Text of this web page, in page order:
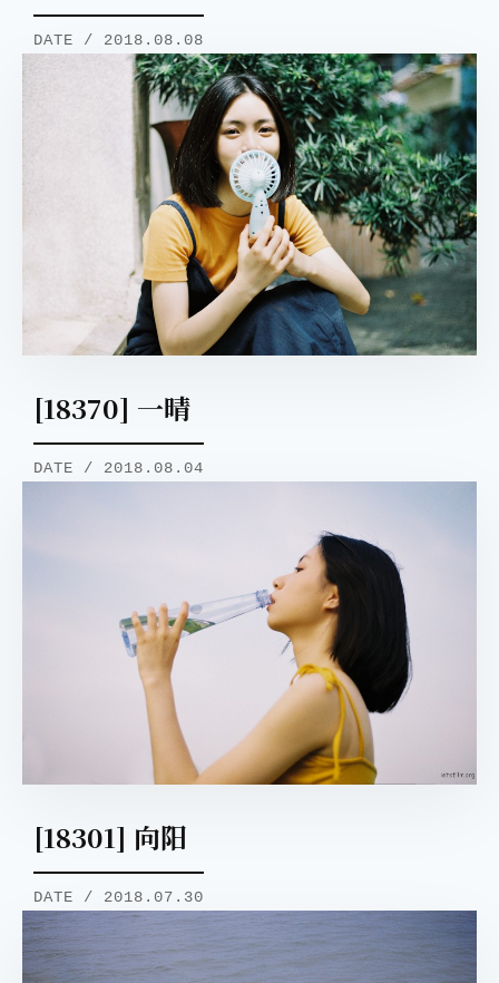
DATE / 2018.08.08
[18370] 一晴
DATE / 2018.08.04
[18301] 向阳
DATE / 2018.07.30